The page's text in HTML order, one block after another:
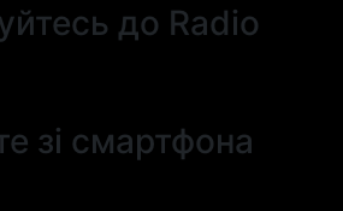
до Radio
зі смартфона